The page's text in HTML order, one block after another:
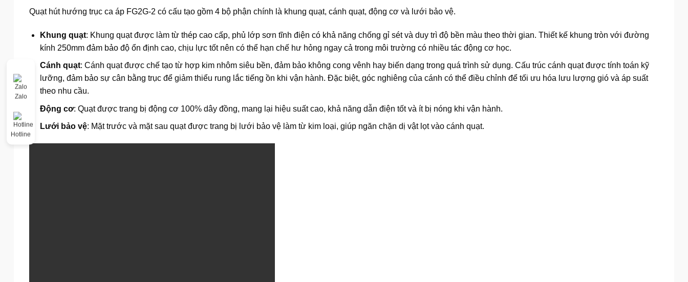
Quạt hút hướng trục ca áp FG2G-2 có cấu tạo gồm 4 bộ phận chính là khung quạt, cánh quạt, động cơ và lưới bảo vệ.
Khung quạt: Khung quạt được làm từ thép cao cấp, phủ lớp sơn tĩnh điện có khả năng chống gỉ sét và duy trì độ bền màu theo thời gian. Thiết kế khung tròn với đường
kính 250mm đảm bảo độ ổn định cao, chịu lực tốt nên có thể hạn chế hư hỏng ngay cả trong môi trường có nhiều tác động cơ học.
Cánh quạt: Cánh quạt được chế tạo từ hợp kim nhôm siêu bền, đảm bảo không cong vênh hay biến dạng trong quá trình sử dụng. Cấu trúc cánh quạt được tính toán kỹ
lưỡng, đảm bảo sự cân bằng trục để giảm thiểu rung lắc tiếng ồn khi vận hành. Đặc biệt, góc nghiêng của cánh có thể điều chỉnh để tối ưu hóa lưu lượng gió và áp suất
theo nhu cầu.
Động cơ: Quạt được trang bị động cơ 100% dây đồng, mang lại hiệu suất cao, khả năng dẫn điện tốt và ít bị nóng khi vận hành.
Lưới bảo vệ: Mặt trước và mặt sau quạt được trang bị lưới bảo vệ làm từ kim loại, giúp ngăn chặn dị vật lọt vào cánh quạt.
Zalo
Hotline